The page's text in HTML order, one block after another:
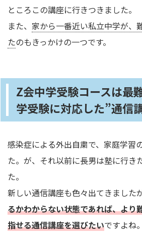
ところこの講座に行きつきました。
また、 家から一番近い私立中学が、
たのもきっかけの一つです。
Z会中学受験コースは最
学受験に対応した”通信
感染症による外出自粛で、家庭学習
た。が、それ以前に長男は塾に行き
た。
新しい通信講座も色々出てきましたが
るかわからない状態であれば、より
指せる通信講座を選びたいですよね。